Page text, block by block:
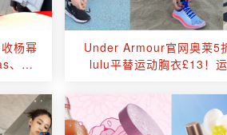
杨幂
Under Armour官网奥莱5
lulu平替运动胸衣£13！